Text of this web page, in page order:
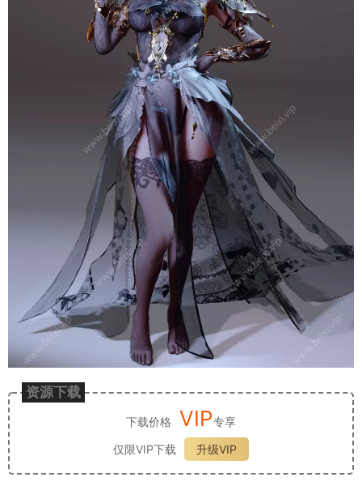
资源下载
下载价格 VIP专享
仅限VIP下载
升级VIP